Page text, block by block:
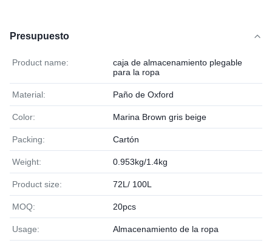
Presupuesto
Product name:
caja de almacenamiento plegable
para la ropa
Material: Paño de Oxford
Color: Marina Brown gris beige
Packing: Cartón
Weight: 0.953kg/1.4kg
Product size: 72L/ 100L
MOQ: 20pcs
Usage: Almacenamiento de la ropa